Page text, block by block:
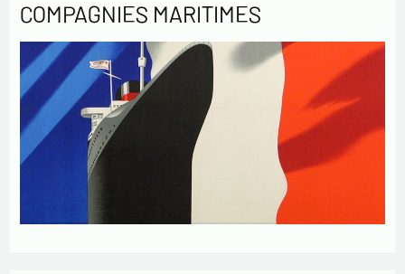
COMPAGNIES MARITIMES